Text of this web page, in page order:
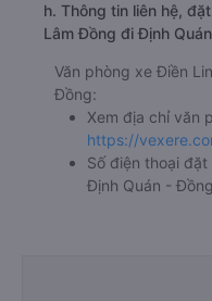
h. Thông tin liên hệ,
Lâm Đồng đi Định
Văn phòng xe Điền
Đồng:
Xem địa chỉ văn
https://
Số điện thoại
Định Quán -